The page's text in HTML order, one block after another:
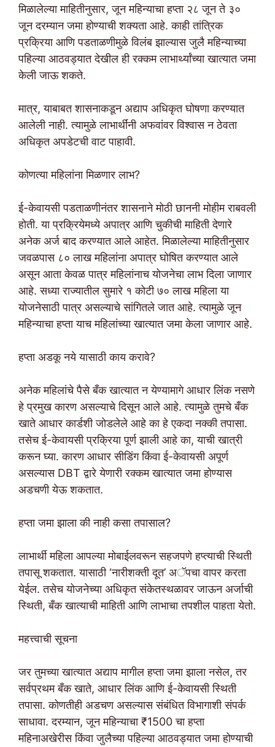
मिळालेल्या माहितीनुसार, जून महिन्याचा हप्ता २८ जून ते ३०
जून दरम्यान जमा होण्याची शक्यता आहे. काही तांत्रिक
प्रक्रिया आणि पडताळणीमुळे विलंब झाल्यास जुलै महिन्याच्या
पहिल्या आठवड्यात देखील ही रक्कम लाभार्थ्यांच्या खात्यात जमा
केली जाऊ शकते.
मात्र, याबाबत शासनाकडून अद्याप अधिकृत घोषणा करण्यात
आलेली नाही. त्यामुळे लाभार्थींनी अफवांवर विश्वास न ठेवता
अधिकृत अपडेटची वाट पाहावी.
कोणत्या महिलांना मिळणार लाभ?
ई-केवायसी पडताळणीनंतर शासनाने मोठी छाननी मोहीम राबवली
होती. या प्रक्रियेमध्ये अपात्र आणि चुकीची माहिती देणारे
अनेक अर्ज बाद करण्यात आले आहेत. मिळालेल्या माहितीनुसार
जवळपास ८० लाख महिलांना अपात्र घोषित करण्यात आले
असून आता केवळ पात्र महिलांनाच योजनेचा लाभ दिला जाणार
आहे. सध्या राज्यातील सुमारे १ कोटी ७० लाख महिला या
योजनेसाठी पात्र असल्याचे सांगितले जात आहे. त्यामुळे जून
महिन्याचा हप्ता याच महिलांच्या खात्यात जमा केला जाणार आहे.
हप्ता अडकू नये यासाठी काय करावे?
अनेक महिलांचे पैसे बँक खात्यात न येण्यामागे आधार लिंक नसणे
हे प्रमुख कारण असल्याचे दिसून आले आहे. त्यामुळे तुमचे बँक
खाते आधार कार्डशी जोडलेले आहे का हे एकदा नक्की तपासा.
तसेच ई-केवायसी प्रक्रिया पूर्ण झाली आहे का, याची खात्री
करून घ्या. कारण आधार सीडिंग किंवा ई-केवायसी अपूर्ण
असल्यास DBT द्वारे येणारी रक्कम खात्यात जमा होण्यास
अडचणी येऊ शकतात.
हप्ता जमा झाला की नाही कसा तपासाल?
लाभार्थी महिला आपल्या मोबाईलवरून सहजपणे हप्त्याची स्थिती
तपासू शकतात. यासाठी ‘नारीशक्ती दूत’ अॅपचा वापर करता
येईल. तसेच योजनेच्या अधिकृत संकेतस्थळावर जाऊन अर्जाची
स्थिती, बँक खात्याची माहिती आणि लाभाचा तपशील पाहता येतो.
महत्त्वाची सूचना
जर तुमच्या खात्यात अद्याप मागील हप्ता जमा झाला नसेल, तर
सर्वप्रथम बँक खाते, आधार लिंक आणि ई-केवायसी स्थिती
तपासा. कोणतीही अडचण असल्यास संबंधित विभागाशी संपर्क
साधावा. दरम्यान, जून महिन्याचा ₹1500 चा हप्ता
महिनाअखेरीस किंवा जुलैच्या पहिल्या आठवड्यात जमा होण्याची